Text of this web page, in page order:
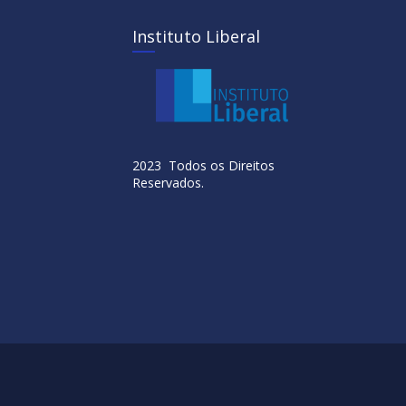
Instituto Liberal
2023 Todos os Direitos
Reservados.